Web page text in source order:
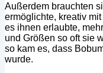
Außerdem brauchten
ermöglichte, kreativ
es ihnen erlaubte,
und Größen so oft sie
so kam es, dass
wurde.